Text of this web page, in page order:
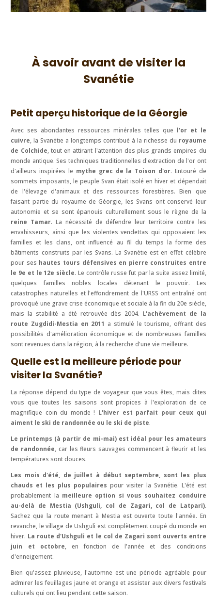
À savoir avant de visiter la
Svanétie
Petit aperçu historique de la Géorgie
Avec ses abondantes ressources minérales telles que l'or et le
cuivre, la Svanétie a longtemps contribué à la richesse du royaume
de Colchide, tout en attirant l'attention des plus grands empires du
monde antique. Ses techniques traditionnelles d'extraction de l'or ont
d'ailleurs inspirées le mythe grec de la Toison d'or. Entouré de
sommets imposants, le peuple Svan était isolé en hiver et dépendait
de l'élevage d'animaux et des ressources forestières. Bien que
faisant partie du royaume de Géorgie, les Svans ont conservé leur
autonomie et se sont épanouis culturellement sous le règne de la
reine Tamar. La nécessité de défendre leur territoire contre les
envahisseurs, ainsi que les violentes vendettas qui opposaient les
familles et les clans, ont influencé au fil du temps la forme des
bâtiments construits par les Svans. La Svanétie est en effet célèbre
pour ses hautes tours défensives en pierre construites entre
le 9e et le 12e siècle. Le contrôle russe fut par la suite assez limité,
quelques familles nobles locales détenant le pouvoir. Les
catastrophes naturelles et l'effondrement de l'URSS ont entraîné ont
provoqué une grave crise économique et sociale à la fin du 20e siècle,
mais la stabilité a été retrouvée dès 2004. L'achèvement de la
route Zugdidi-Mestia en 2011 a stimulé le tourisme, offrant des
possibilités d'amélioration économique et de nombreuses familles
sont revenues dans la région, à la recherche d'une vie meilleure.
Quelle est la meilleure période pour
visiter la Svanétie?
La réponse dépend du type de voyageur que vous êtes, mais dites
vous que toutes les saisons sont propices à l'exploration de ce
magnifique coin du monde ! L'hiver est parfait pour ceux qui
aiment le ski de randonnée ou le ski de piste.
Le printemps (à partir de mi-mai) est idéal pour les amateurs
de randonnée, car les fleurs sauvages commencent à fleurir et les
températures sont douces.
Les mois d'été, de juillet à début septembre, sont les plus
chauds et les plus populaires pour visiter la Svanétie. L'été est
probablement la meilleure option si vous souhaitez conduire
au-delà de Mestia (Ushguli, col de Zagari, col de Latpari).
Sachez que la route menant à Mestia est ouverte toute l'année. En
revanche, le village de Ushguli est complètement coupé du monde en
hiver. La route d'Ushguli et le col de Zagari sont ouverts entre
juin et octobre, en fonction de l'année et des conditions
d'enneigement.
Bien qu'assez pluvieuse, l'automne est une période agréable pour
admirer les feuillages jaune et orange et assister aux divers festivals
culturels qui ont lieu pendant cette saison.